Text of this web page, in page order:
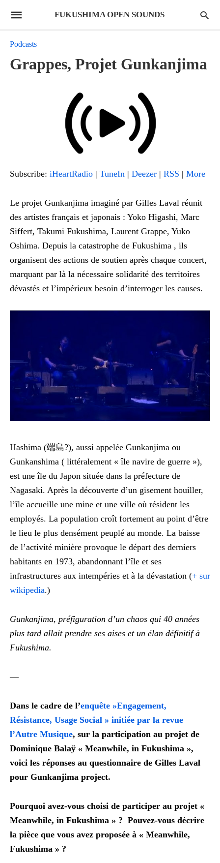
FUKUSHIMA OPEN SOUNDS
Podcasts
Grappes, Projet Gunkanjima
Subscribe: iHeartRadio | TuneIn | Deezer | RSS | More
Le projet Gunkanjima imaginé par Gilles Laval réunit
des artistes français et japonais : Yoko Higashi, Marc
Siffert, Takumi Fukushima, Laurent Grappe, Yuko
Oshima. Depuis la catastrophe de Fukushima , ils
organisent des actions de soutien après chaque concert,
marquant par là la nécessaire solidarité des territoires
dévastés et l’impérieux besoin d’interroger les causes.
Hashima (端島?), aussi appelée Gunkanjima ou
Gunkanshima ( littéralement « île navire de guerre »),
est une île du Japon située dans la préfecture de
Nagasaki. Après la découverte d’un gisement houiller,
l’île accueille une mine et une ville où résident les
employés. La population croît fortement au point d’être
le lieu le plus densément peuplé au monde. La baisse
de l’activité minière provoque le départ des derniers
habitants en 1973, abandonnant l’île et ses
infrastructures aux intempéries et à la dévastation (+ sur
wikipedia.)
Gunkanjima, préfiguration d’un chaos qui 40 années
plus tard allait prendre ses aises et un élan définitif à
Fukushima.
—
Dans le cadre de l’enquête »Engagement,
Résistance, Usage Social » initiée par la revue
l’Autre Musique, sur la participation au projet de
Dominique Balaÿ « Meanwhile, in Fukushima »,
voici les réponses au questionnaire de Gilles Laval
pour Gunkanjima project.
Pourquoi avez-vous choisi de participer au projet «
Meanwhile, in Fukushima » ? Pouvez-vous décrire
la pièce que vous avez proposée à « Meanwhile,
Fukushima » ?